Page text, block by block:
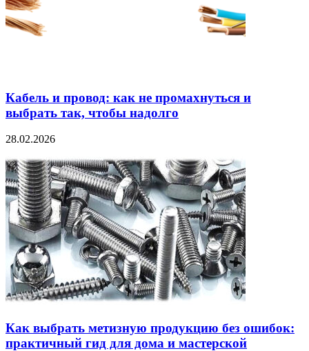
Кабель и провод: как не промахнуться и
выбрать так, чтобы надолго
28.02.2026
Как выбрать метизную продукцию без ошибок:
практичный гид для дома и мастерской